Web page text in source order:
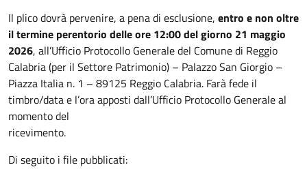
Il plico dovrà pervenire, a pena di esclusione, entro e non oltre
il termine perentorio delle ore 12:00 del giorno 21 maggio
2026, all’Ufficio Protocollo Generale del Comune di Reggio
Calabria (per il Settore Patrimonio) – Palazzo San Giorgio –
Piazza Italia n. 1 – 89125 Reggio Calabria. Farà fede il
timbro/data e l’ora apposti dall’Ufficio Protocollo Generale al
momento del
ricevimento.
Di seguito i file pubblicati: